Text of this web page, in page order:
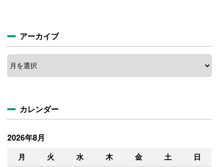
アーカイブ
ア
ー
カ
カレンダー
2026年8月
月 火 水 木 金 土 日